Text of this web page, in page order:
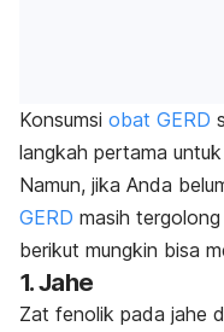
Konsumsi obat GERD
langkah pertama
Namun, jika Anda
GERD masih
berikut mungkin bisa
1. Jahe
Zat fenolik pada jahe